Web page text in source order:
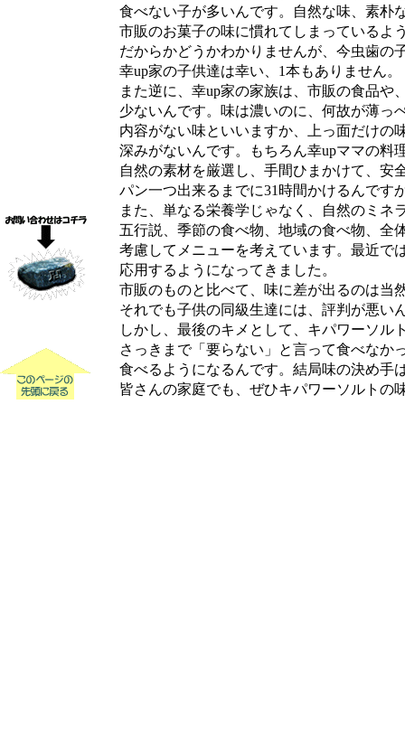
食べない子が多いんです。自然な味、素朴
市販のお菓子の味に慣れてしまっているよ
だからかどうかわかりませんが、今虫歯の
幸up家の子供達は幸い、1本もありません。
また逆に、幸up家の家族は、市販の食品や
少ないんです。味は濃いのに、何故が薄っ
内容がない味といいますか、上っ面だけの
深みがないんです。もちろん幸upママの料
自然の素材を厳選し、手間ひまかけて、安
パン一つ出来るまでに31時間かけるんです
また、単なる栄養学じゃなく、自然のミネ
五行説、季節の食べ物、地域の食べ物、全
考慮してメニューを考えています。最近で
応用するようになってきました。
市販のものと比べて、味に差が出るのは当
それでも子供の同級生達には、評判が悪い
しかし、最後のキメとして、キパワーソル
さっきまで「要らない」と言って食べなか
食べるようになるんです。結局味の決め手
皆さんの家庭でも、ぜひキパワーソルトの